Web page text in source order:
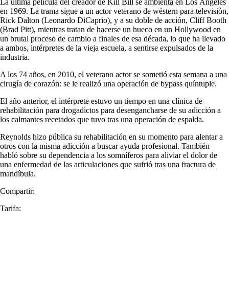
La última película del creador de Kill Bill se ambienta en Los Ángeles
en 1969. La trama sigue a un actor veterano de wéstern para televisión,
Rick Dalton (Leonardo DiCaprio), y a su doble de acción, Cliff Booth
(Brad Pitt), mientras tratan de hacerse un hueco en un Hollywood en
un brutal proceso de cambio a finales de esa década, lo que ha llevado
a ambos, intérpretes de la vieja escuela, a sentirse expulsados de la
industria.
A los 74 años, en 2010, el veterano actor se sometió esta semana a una
cirugía de corazón: se le realizó una operación de bypass quíntuple.
El año anterior, el intérprete estuvo un tiempo en una clínica de
rehabilitación para drogadictos para desengancharse de su adicción a
los calmantes recetados que tuvo tras una operación de espalda.
Reynolds hizo pública su rehabilitación en su momento para alentar a
otros con la misma adicción a buscar ayuda profesional. También
habló sobre su dependencia a los somníferos para aliviar el dolor de
una enfermedad de las articulaciones que sufrió tras una fractura de
mandíbula.
Compartir:
Tarifa: